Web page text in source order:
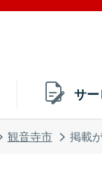
サ
観音寺市 掲載